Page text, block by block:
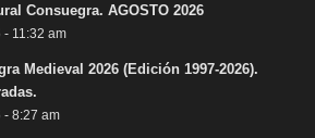
Consuegra. AGOSTO 2026
11:32 am
Medieval 2026 (Edición 1997-2026).
- 8:27 am